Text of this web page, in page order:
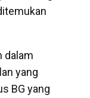
dalam
yang
BG yang